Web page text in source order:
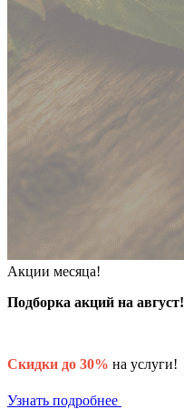
Акции месяца!
Подборка акций на август!
Скидки до 30% на услуги!
Узнать подробнее